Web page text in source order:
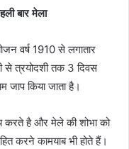
बार मेला
वर्ष 1910 से लगातार
से त्रयोदशी तक 3 दिवस
किया जाता है।
करते है और मेले की शोभा को
करने कामयाब भी होते हैं।